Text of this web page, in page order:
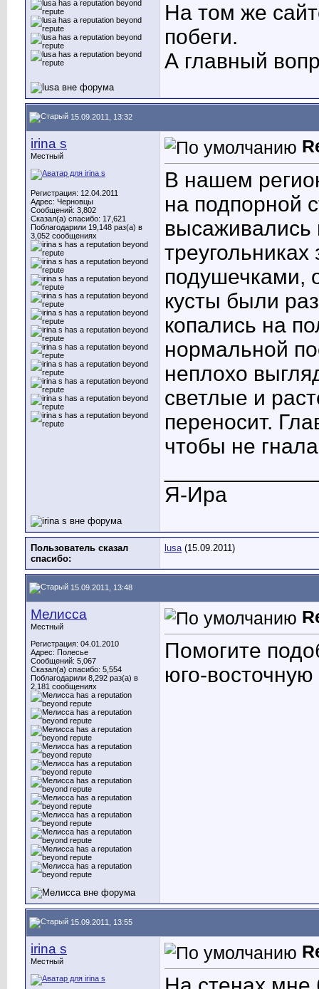
На том же
побеги.
А главный
15.09.2011, 13:32
irina s
Местный
Регистрация: 12.04.2011
Адрес: Черновцы
Сообщений: 3,802
Сказал(а) спасибо: 17,621
Поблагодарили 19,148 раз(а) в
3,052 сообщениях
В нашем
на подпорной
высаживались
подушечками,
кусты были
копались на
нормальной
неплохо
светлые и
переносит.
чтобы не
Я-Ира
Пользователь сказал
cпасибо:
lusa(15.09.2011)
15.09.2011, 13:48
Мелисса
Местный
Регистрация: 04.01.2010
Адрес: Полесье
Сообщений: 5,067
Сказал(а) спасибо: 5,554
Поблагодарили 8,292 раз(а) в
2,181 сообщениях
Помогите
юго-
15.09.2011, 13:55
irina s
Местный